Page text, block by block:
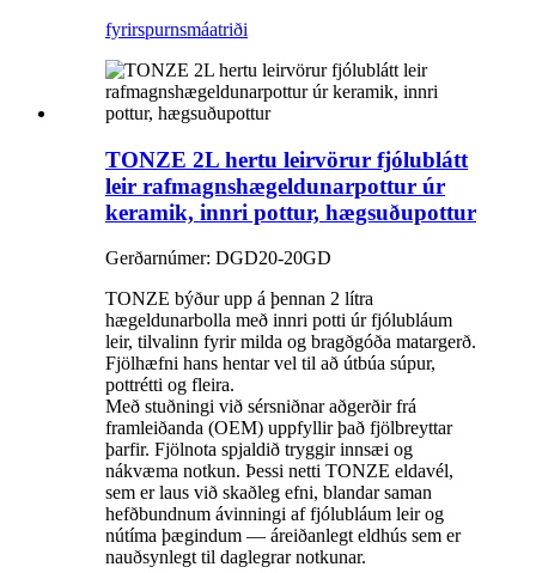
fyrirspurnsmáatriði
TONZE 2L hertu leirvörur fjólublátt
leir rafmagnshægeldunarpottur úr
keramik, innri pottur, hægsuðupottur
Gerðarnúmer: DGD20-20GD
TONZE býður upp á þennan 2 lítra
hægeldunarbolla með innri potti úr fjólubláum
leir, tilvalinn fyrir milda og bragðgóða matargerð.
Fjölhæfni hans hentar vel til að útbúa súpur,
pottrétti og fleira.
Með stuðningi við sérsniðnar aðgerðir frá
framleiðanda (OEM) uppfyllir það fjölbreyttar
þarfir. Fjölnota spjaldið tryggir innsæi og
nákvæma notkun. Þessi netti TONZE eldavél,
sem er laus við skaðleg efni, blandar saman
hefðbundnum ávinningi af fjólubláum leir og
nútíma þægindum — áreiðanlegt eldhús sem er
nauðsynlegt til daglegrar notkunar.